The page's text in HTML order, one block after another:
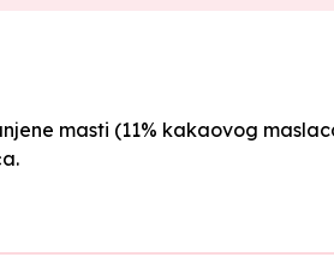
masti (11% kakaovog